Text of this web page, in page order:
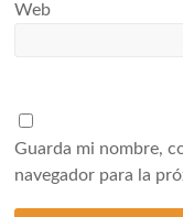
Web
Guarda mi nombre,
navegador para la